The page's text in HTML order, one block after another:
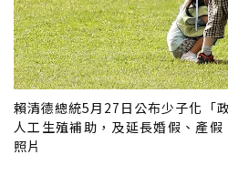
賴清德總統5月27日公布少子化「
人工生殖補助，及延長婚假、產
照片